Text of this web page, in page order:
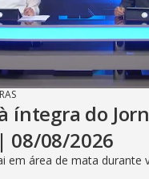
íntegra do
08/08/2026
em área de mata durante